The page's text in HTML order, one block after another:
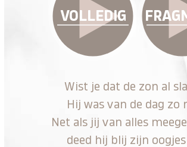
VOLLEDIG
Wist je dat de zon al
Hij was van de dag zo
Net als jij van alles
deed hij blij zijn